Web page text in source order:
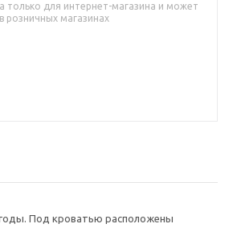
только для интернет-магазина и может
розничных магазинах
годы. Под кроватью расположены